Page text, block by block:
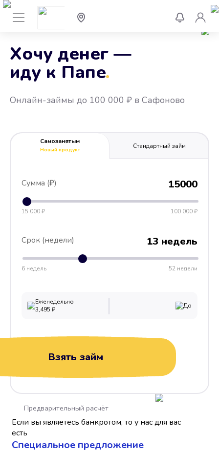
Хочу денег —
иду к Папе
.
Онлайн-займы до 100 000 ₽ в Сафоново
Самозанятым
Новый продукт
Стандартный займ
Сумма (₽) 15000
15 000 ₽ 100 000 ₽
Срок (недели) 13 недель
6 недель 52 недели
Еженедельно
3,495 ₽ До
Взять займ
Если вы являетесь банкротом, то у нас для вас
есть
Cпециальное предложение
Предварительный расчёт